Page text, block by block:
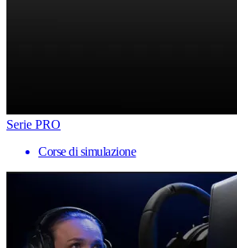
Serie PRO
Corse di simulazione